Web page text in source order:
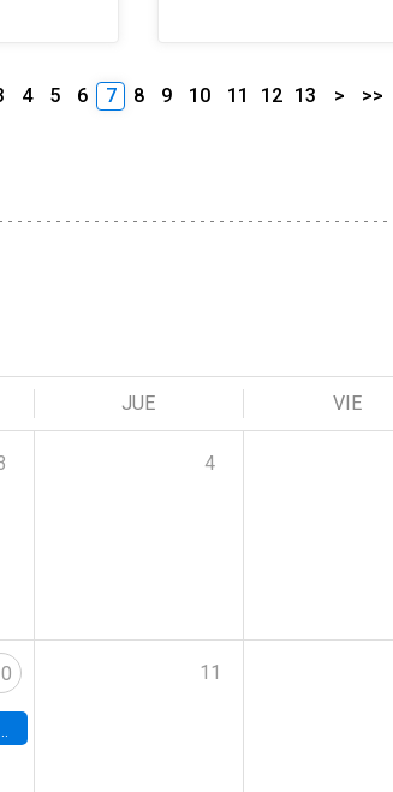
4 5 6 7 8 9 10 11 12 13 > >>
JUE VIE
4
11